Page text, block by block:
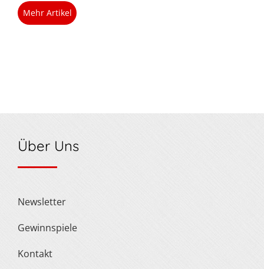
Mehr Artikel
Über Uns
Newsletter
Gewinnspiele
Kontakt